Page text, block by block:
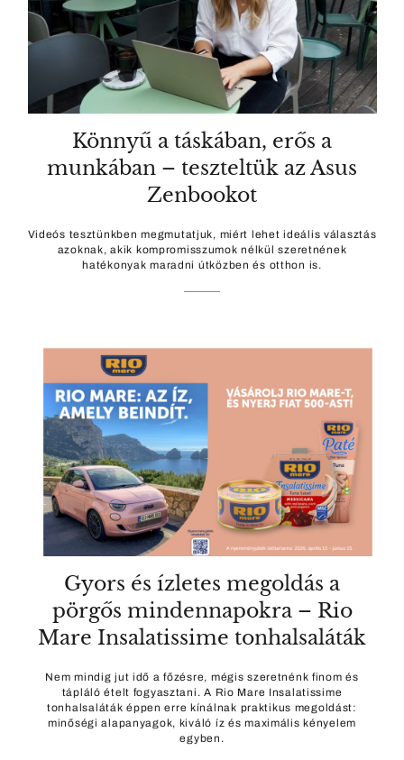
Könnyű a táskában, erős a
munkában – teszteltük az Asus
Zenbookot
Videós tesztünkben megmutatjuk, miért lehet ideális választás
azoknak, akik kompromisszumok nélkül szeretnének
hatékonyak maradni útközben és otthon is.
Gyors és ízletes megoldás a
pörgős mindennapokra – Rio
Mare Insalatissime tonhalsaláták
Nem mindig jut idő a főzésre, mégis szeretnénk finom és
tápláló ételt fogyasztani. A Rio Mare Insalatissime
tonhalsaláták éppen erre kínálnak praktikus megoldást:
minőségi alapanyagok, kiváló íz és maximális kényelem
egyben.